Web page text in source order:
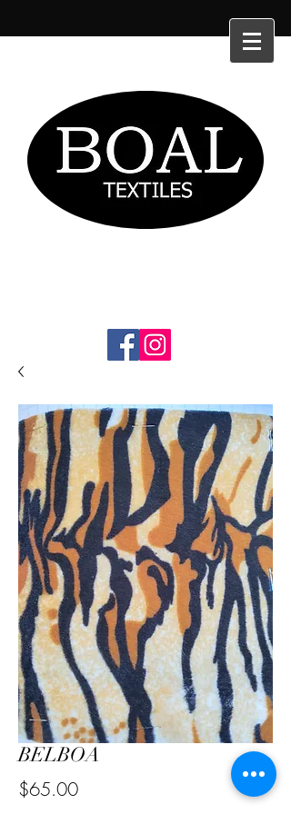
BELBOA
$65.00Precio